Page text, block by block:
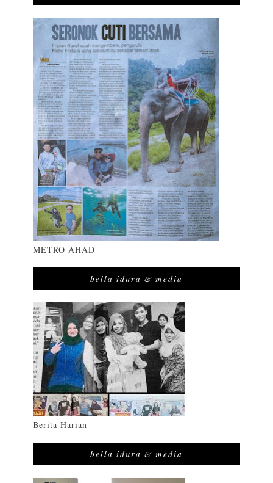
METRO AHAD
bella idura & media
Berita Harian
bella idura & media